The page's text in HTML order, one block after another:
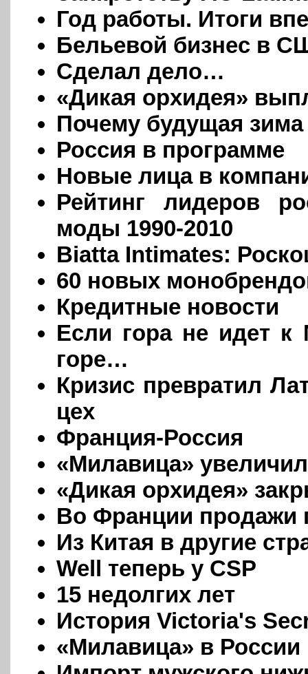
Год работы. Итоги
Бельевой бизнес в
Сделал дело…
«Дикая орхидея»
Почему будущая зима
Россия в программе
Новые лица в
Рейтинг лидеров
моды 1990-2010
Biatta Intimates:
60 новых
Кредитные новости
Если гора не идет к
горе…
Кризис превратил
цех
Франция-Россия
«Милавица»
«Дикая орхидея»
Во Франции продажи
Из Китая в другие
Well теперь у CSP
15 недолгих лет
История Victoria's
«Милавица» в России